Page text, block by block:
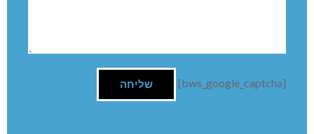
[bws_google_captcha]